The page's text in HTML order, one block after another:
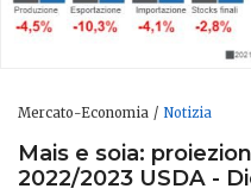
Mercato-Economia Notizia
Mais e soia:
2022/2023 USDA -